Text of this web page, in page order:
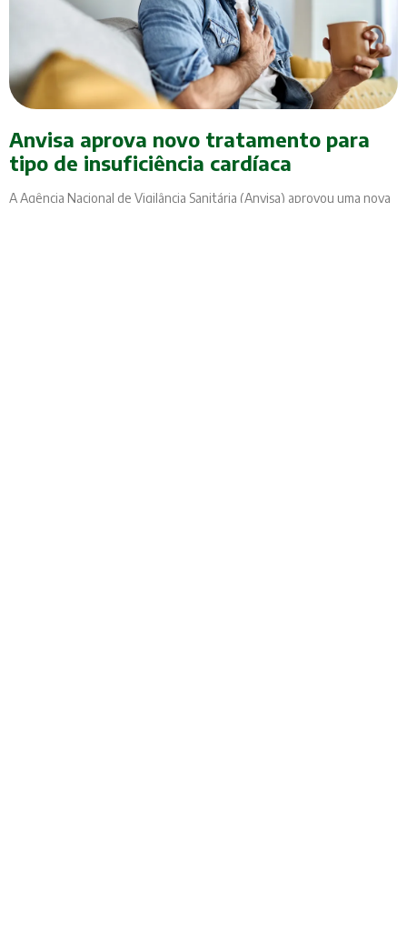
Anvisa aprova novo tratamento para
tipo de insuficiência cardíaca
A Agência Nacional de Vigilância Sanitária (Anvisa) aprovou uma nova